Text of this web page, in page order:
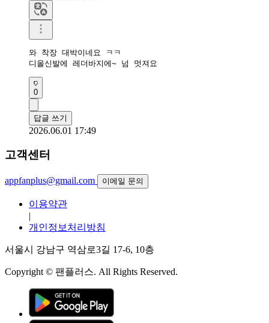
와 착장 대박이네요 ㅋㅋ
디올신발에 레더바지에~ 넘 멋져요
0
답글 쓰기
2026.06.01 17:49
고객센터
appfanplus@gmail.com 이메일 문의
이용약관
|
개인정보처리방침
서울시 강남구 역삼로3길 17-6, 10층
Copyright © 팬플러스. All Rights Reserved.